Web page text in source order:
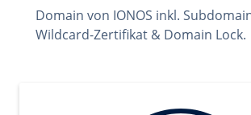
Domain von IONOS inkl.
Wildcard-Zertifikat & Domain Lock.